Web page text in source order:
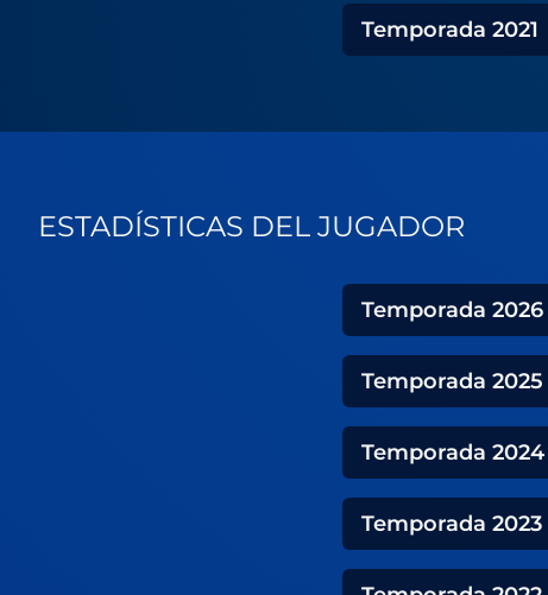
Temporada 2021
ESTADÍSTICAS DEL JUGADOR
Temporada 2026
Temporada 2025
Temporada 2024
Temporada 2023